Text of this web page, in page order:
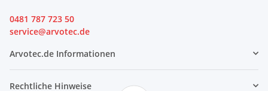
0481 787 723 50
service@arvotec.de
Arvotec.de Informationen
Rechtliche Hinweise